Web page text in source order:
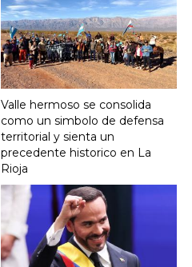
Valle hermoso se consolida
como un simbolo de defensa
territorial y sienta un
precedente historico en La
Rioja